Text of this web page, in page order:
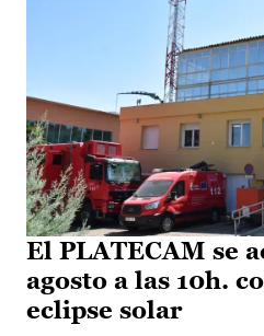
El PLATECAM se
agosto a las 10h.
eclipse solar